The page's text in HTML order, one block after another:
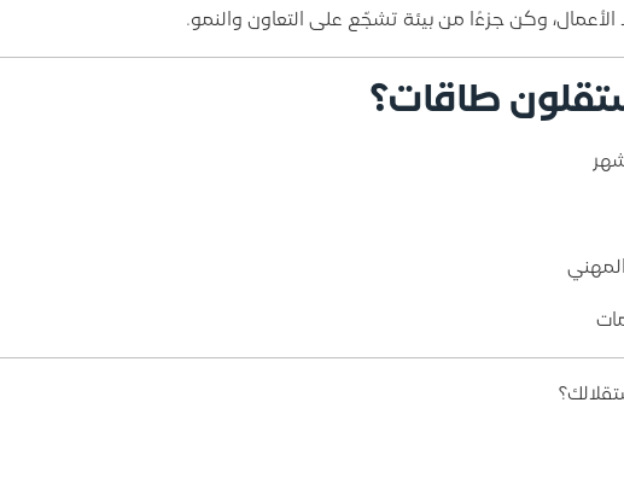
وكن جزءًا من بيئة تشجّع على التعاون والنمو.
طاقات؟